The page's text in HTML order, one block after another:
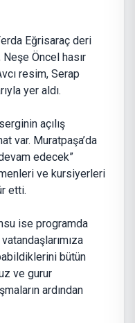
Eğrisaraç deri
Öncel hasır
resim, Serap
yer aldı.
açılış
var. Muratpaşa’da
edecek”
ve kursiyerleri
etti.
ise programda
bütün
ve gurur
ardından